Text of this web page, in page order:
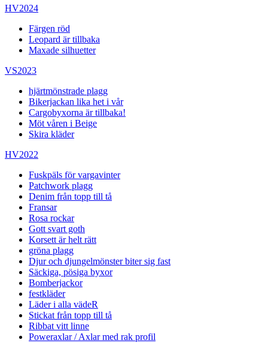
HV2024
Färgen röd
Leopard är tillbaka
Maxade silhuetter
VS2023
hjärtmönstrade plagg
Bikerjackan lika het i vår
Cargobyxorna är tillbaka!
Möt våren i Beige
Skira kläder
HV2022
Fuskpäls för vargavinter
Patchwork plagg
Denim från topp till tå
Fransar
Rosa rockar
Gott svart goth
Korsett är helt rätt
gröna plagg
Djur och djungelmönster biter sig fast
Säckiga, pösiga byxor
Bomberjackor
festkläder
Läder i alla vädeR
Stickat från topp till tå
Ribbat vitt linne
Poweraxlar / Axlar med rak profil